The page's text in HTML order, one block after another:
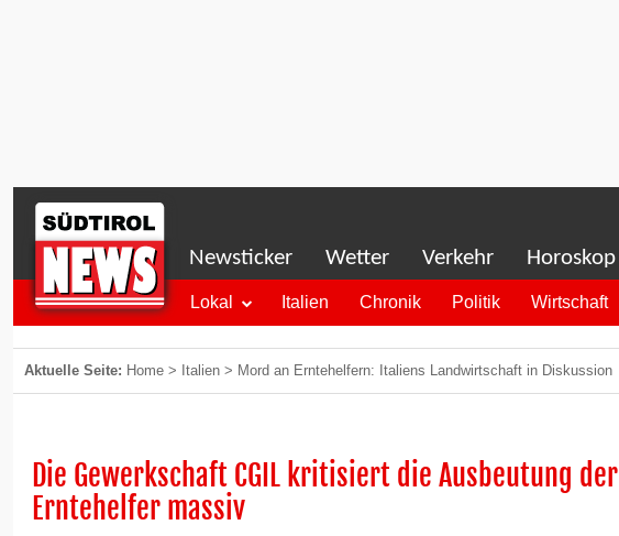
Newsticker Wetter Verkehr Horoskop
Lokal Italien Chronik Politik Wirtschaft
Aktuelle Seite: Home > Italien > Mord an Erntehelfern: Italiens Landwirtschaft in Diskussion
Die Gewerkschaft CGIL kritisiert die Ausbeutung der
Erntehelfer massiv